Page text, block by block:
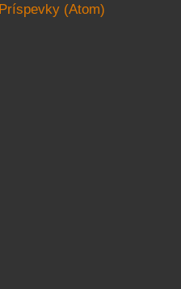
Príspevky (Atom)